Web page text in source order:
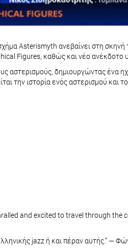
Asterismyth ανεβαίνει στη
Figures, καθώς και νέο ανέκδοτο
αστερισμούς, δημιουργώντας ένα
την ιστορία ενός αστερισμού
and excited to travel through the
jazz ή και πέραν αυτής.” —